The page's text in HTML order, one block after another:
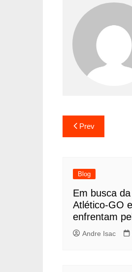
Prev
Blog
Em busca
Atlético-GO
enfrentam
Andre Isac